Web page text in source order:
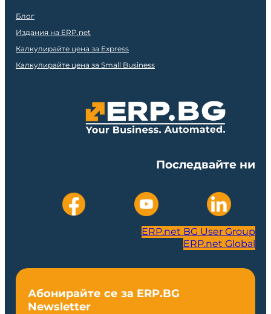
Блог
Издания на ERP.net
Калкулирайте цена за Express
Калкулирайте цена за Small Business
Последвайте ни
ERP.net BG User Group
ERP.net Global
Абонирайте се за ERP.BG
Newsletter